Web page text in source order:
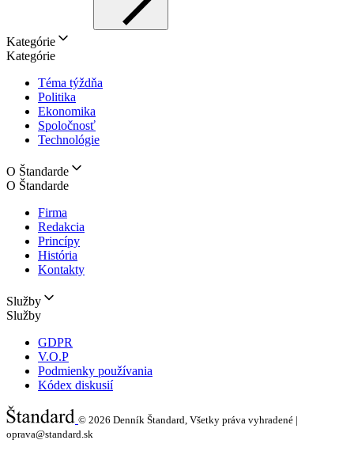
Kategórie
Kategórie
Téma týždňa
Politika
Ekonomika
Spoločnosť
Technológie
O Štandarde
O Štandarde
Firma
Redakcia
Princípy
História
Kontakty
Služby
Služby
GDPR
V.O.P
Podmienky používania
Kódex diskusií
© 2026 Denník Štandard, Všetky práva vyhradené |
oprava@standard.sk